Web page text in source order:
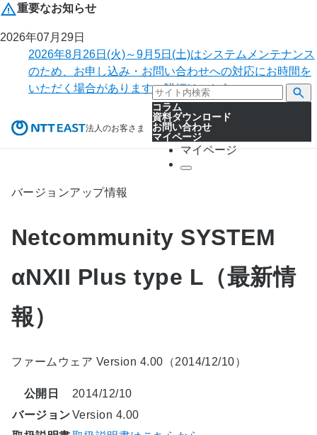
重要なお知らせ
2026年07月29日
2026年8月26日(火)～9月5日(土)はシステムメンテナンス
のため、お申し込み・お問い合わせへの対応にお時間を
いただく場合があります。詳細はこちら。
法人のお客さま
コラム
資料ダウンロード
お問い合わせ
マイページ
マイページ
バージョンアップ情報
Netcommunity SYSTEM
αNXII Plus type L（最新情
報）
ファームウェア Version 4.00（2014/12/10）
公開日
2014/12/10
バージョンVersion 4.00